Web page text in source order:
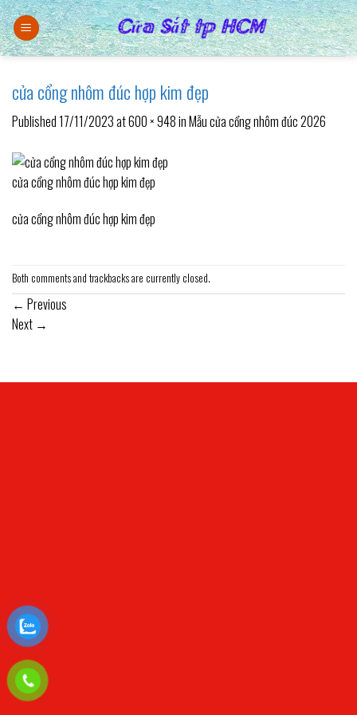
Skip
to
content
cửa cổng nhôm đúc hợp kim đẹp
Published17/11/2023at600 × 948inMẫu cửa cổng nhôm đúc 2026
cửa cổng nhôm đúc hợp kim đẹp
cửa cổng nhôm đúc hợp kim đẹp
Both comments and trackbacks are currently closed.
← Previous
Next →